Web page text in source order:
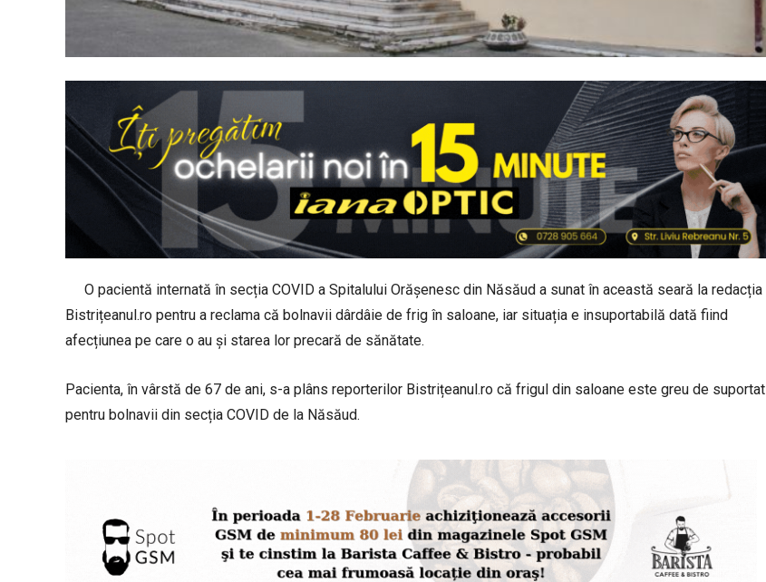
O pacientă internată în secția COVID a Spitalului Orășenesc din Năsăud a sunat în această seară la redacția
Bistrițeanul.ro pentru a reclama că bolnavii dârdâie de frig în saloane, iar situația e insuportabilă dată fiind
afecțiunea pe care o au și starea lor precară de sănătate.
Pacienta, în vârstă de 67 de ani, s-a plâns reporterilor Bistrițeanul.ro că frigul din saloane este greu de suportat
pentru bolnavii din secția COVID de la Năsăud.